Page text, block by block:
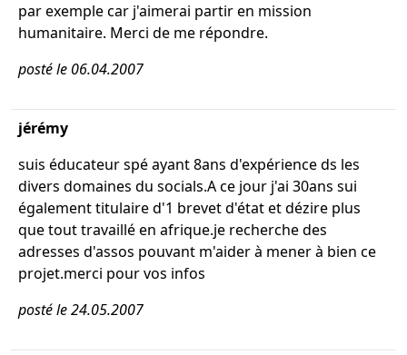
par exemple car j'aimerai partir en mission
humanitaire. Merci de me répondre.
posté le 06.04.2007
jérémy
suis éducateur spé ayant 8ans d'expérience ds les
divers domaines du socials.A ce jour j'ai 30ans sui
également titulaire d'1 brevet d'état et dézire plus
que tout travaillé en afrique.je recherche des
adresses d'assos pouvant m'aider à mener à bien ce
projet.merci pour vos infos
posté le 24.05.2007